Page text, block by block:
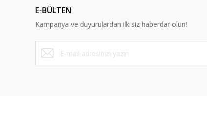
E-BÜLTEN
Kampanya ve duyurulardan ilk siz haberdar olun!